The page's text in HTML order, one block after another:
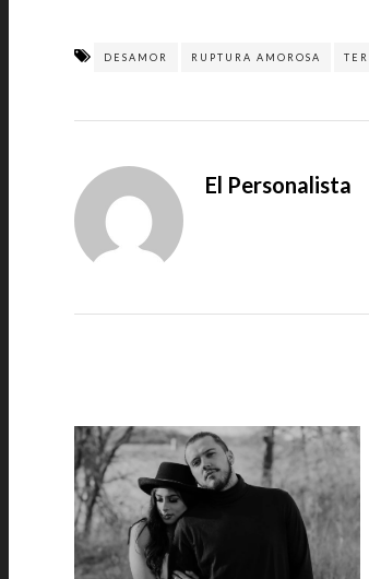
DESAMOR RUPTURA AMOROSA
El Personalista